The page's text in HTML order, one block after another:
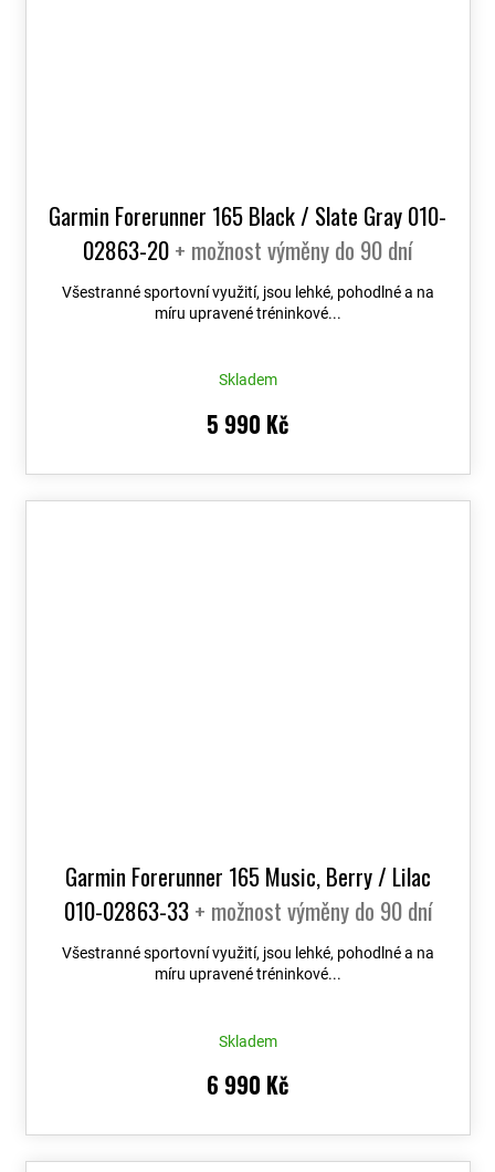
Garmin Forerunner 165 Black / Slate Gray 010-
02863-20+ možnost výměny do 90 dní
Všestranné sportovní využití, jsou lehké, pohodlné a na
míru upravené tréninkové...
Skladem
5 990 Kč
Garmin Forerunner 165 Music, Berry / Lilac
010-02863-33+ možnost výměny do 90 dní
Všestranné sportovní využití, jsou lehké, pohodlné a na
míru upravené tréninkové...
Skladem
6 990 Kč